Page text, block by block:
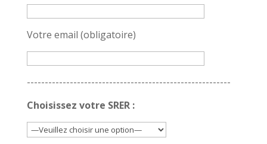
Votre email (obligatoire)
---------------------------------------------------------
Choisissez votre SRER :